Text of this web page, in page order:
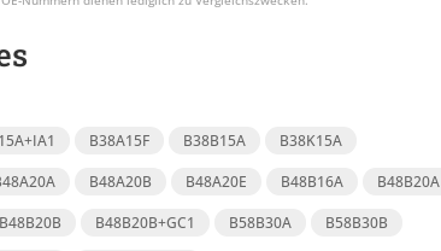
B38A15F B38B15A
B38K15A
B48A20B B48A20E B48B16A
B48B20A
B48B20B B48B20B+GC1 B58B30A
B58B30B